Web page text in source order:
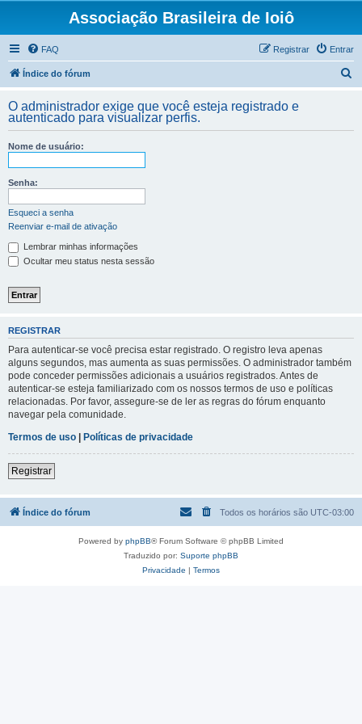
Associação Brasileira de Ioiô
FAQ Entrar
Registrar
Índice do fórum
q
O administrador exige que você esteja registrado e
autenticado para visualizar perfis.
Nome de usuário:
Senha:
Esqueci a senha
Reenviar e-mail de ativação
Lembrar minhas informações
Ocultar meu status nesta sessão
REGISTRAR
Para autenticar-se você precisa estar registrado. O registro leva apenas
alguns segundos, mas aumenta as suas permissões. O administrador também
pode conceder permissões adicionais a usuários registrados. Antes de
autenticar-se esteja familiarizado com os nossos termos de uso e políticas
relacionadas. Por favor, assegure-se de ler as regras do fórum enquanto
navegar pela comunidade.
Termos de uso | Políticas de privacidade
Registrar
Índice do fórum Todos os horários são UTC-03:00
Powered by phpBB® Forum Software © phpBB Limited
Traduzido por: Suporte phpBB
Privacidade | Termos